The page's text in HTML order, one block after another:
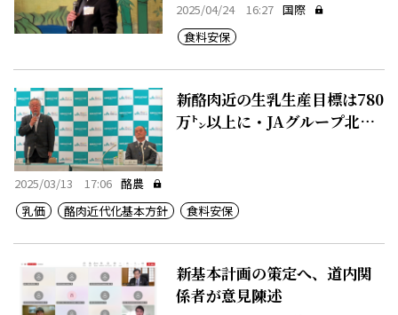
2025/04/24 16:27 国際
食料安保
新酪肉近の生乳生産目標は780
万㌧以上に・JAグループ北海
2025/03/13 17:06 酪農
乳価
酪肉近代化基本方針 食料安保
新基本計画の策定へ、道内関
係者が意見陳述